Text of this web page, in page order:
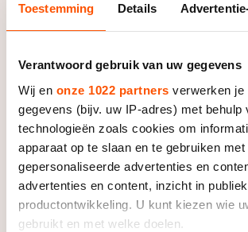
Toestemming Details
Verantwoord gebruik van uw gegevens
Wij en onze 1022 partners verwerken je
gegevens (bijv. uw IP-adres) met behulp
technologieën zoals cookies om
apparaat op te slaan en te gebruiken met
gepersonaliseerde advertenties en
advertenties en content, inzicht in
productontwikkeling. U kunt kiezen wie
gebruikt en met welke doelen.
Jan Blokhuijsen, die eerder al sterk
element. De Nederlander werd er
winnaar Elton de Souza uit Frankrijk,
eindklassement won, en de Amerikaan
Mark Horsten werd vijfde op de
In het eindklassement eindigde
vijfde plaats, vlak voor Jan van Loon
vijfde plaats op de 1000 meter en de